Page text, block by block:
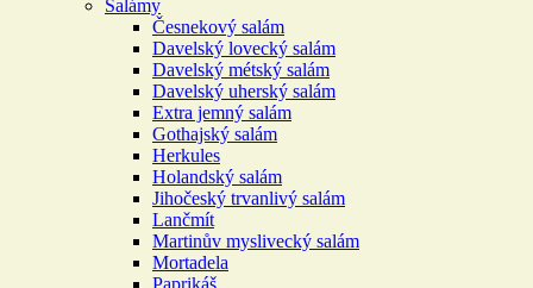
Salámy
Česnekový salám
Davelský lovecký salám
Davelský métský salám
Davelský uherský salám
Extra jemný salám
Gothajský salám
Herkules
Holandský salám
Jihočeský trvanlivý salám
Lančmít
Martinův myslivecký salám
Mortadela